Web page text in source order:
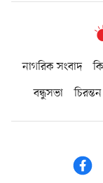
নাগরিক সংবাদ
বন্ধুসভা